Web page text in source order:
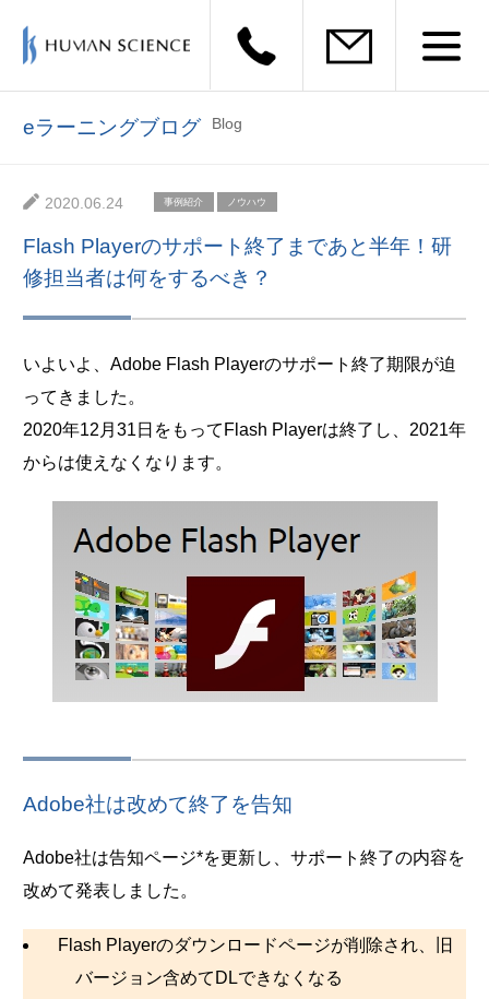
eラーニングブログ Blog
2020.06.24 事例紹介 ノウハウ
Flash Playerのサポート終了まであと半年！研
修担当者は何をするべき？
いよいよ、Adobe Flash Playerのサポート終了期限が迫
ってきました。
2020年12月31日をもってFlash Playerは終了し、2021年
からは使えなくなります。
Adobe社は改めて終了を告知
Adobe社は告知ページ*を更新し、サポート終了の内容を
改めて発表しました。
Flash Playerのダウンロードページが削除され、旧
バージョン含めてDLできなくなる